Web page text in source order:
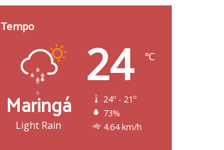
Tempo
Maringá
Light Rain
24 ℃
24º - 21º
73%
4.64 km/h